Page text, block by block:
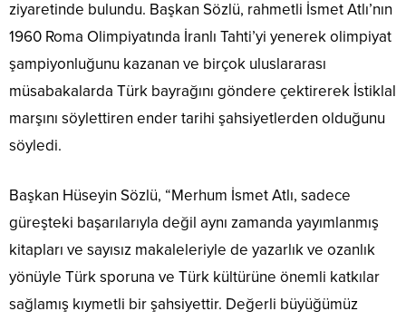
ziyaretinde bulundu. Başkan Sözlü, rahmetli İsmet Atlı’nın
1960 Roma Olimpiyatında İranlı Tahti’yi yenerek olimpiyat
şampiyonluğunu kazanan ve birçok uluslararası
müsabakalarda Türk bayrağını göndere çektirerek İstiklal
marşını söylettiren ender tarihi şahsiyetlerden olduğunu
söyledi.
Başkan Hüseyin Sözlü, “Merhum İsmet Atlı, sadece
güreşteki başarılarıyla değil aynı zamanda yayımlanmış
kitapları ve sayısız makaleleriyle de yazarlık ve ozanlık
yönüyle Türk sporuna ve Türk kültürüne önemli katkılar
sağlamış kıymetli bir şahsiyettir. Değerli büyüğümüz